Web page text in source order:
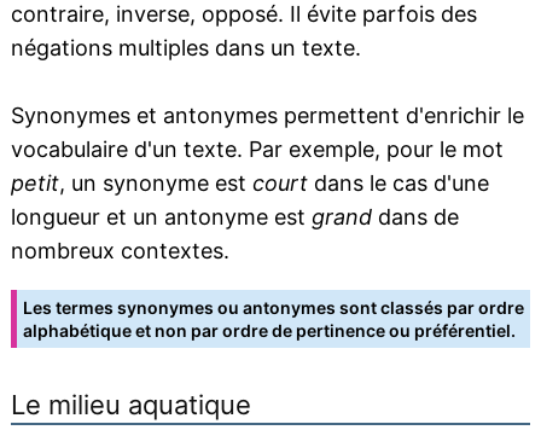
contraire, inverse, opposé. Il évite parfois des
négations multiples dans un texte.
Synonymes et antonymes permettent d'enrichir le
vocabulaire d'un texte. Par exemple, pour le mot
petit, un synonyme est courtdans le cas d'une
longueur et un antonyme est granddans de
nombreux contextes.
Les termes synonymes ou antonymes sont classés par ordre
alphabétique et non par ordre de pertinence ou préférentiel.
Le milieu aquatique